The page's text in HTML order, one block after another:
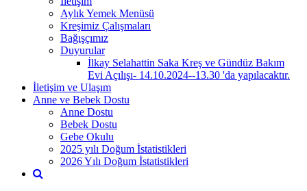
Aylık Yemek Menüsü
Kreşimiz Çalışmaları
Bağışçımız
Duyurular
İlkay Selahattin Saka Kreş ve Gündüz Bakım
Evi Açılışı- 14.10.2024--13.30 'da yapılacaktır.
İletişim ve Ulaşım
Anne ve Bebek Dostu
Anne Dostu
Bebek Dostu
Gebe Okulu
2025 yılı Doğum İstatistikleri
2026 Yılı Doğum İstatistikleri